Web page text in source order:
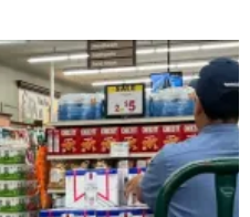
ないシステムで、ライジン
した暗号通貨専用の次世代
スして、スポーツギャンブ